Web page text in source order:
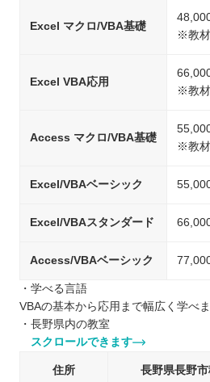
Excel マクロ/VBA基礎
※教材
Excel VBA応用
※教材
Access マクロ/VBA基礎
※教材
Excel/VBAベーシック
Excel/VBAスタンダード
Access/VBAベーシック
・学べる言語
VBAの基本から応用まで幅広く学べま
・長野県内の教室
スクロールできます
住所 長野県長野